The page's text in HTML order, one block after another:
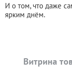
И о том, что даже
ярким днём.
Витрина